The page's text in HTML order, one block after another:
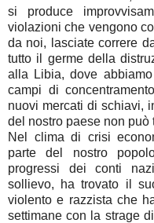
si produce
violazioni che vengono
da noi, lasciate correre
tutto il germe della
alla Libia, dove
campi di
nuovi mercati di schiavi,
del nostro paese non può
Nel clima di crisi
parte del nostro
progressi dei conti
sollievo, ha trovato il
violento e razzista che
settimane con la strage